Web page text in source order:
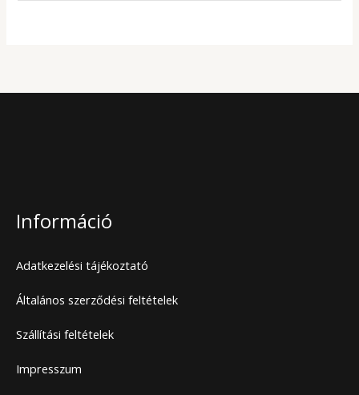
Információ
Adatkezelési tájékoztató
Általános szerződési feltételek
Szállítási feltételek
Impresszum